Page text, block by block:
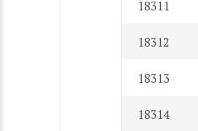
18311
18312
18313
18314